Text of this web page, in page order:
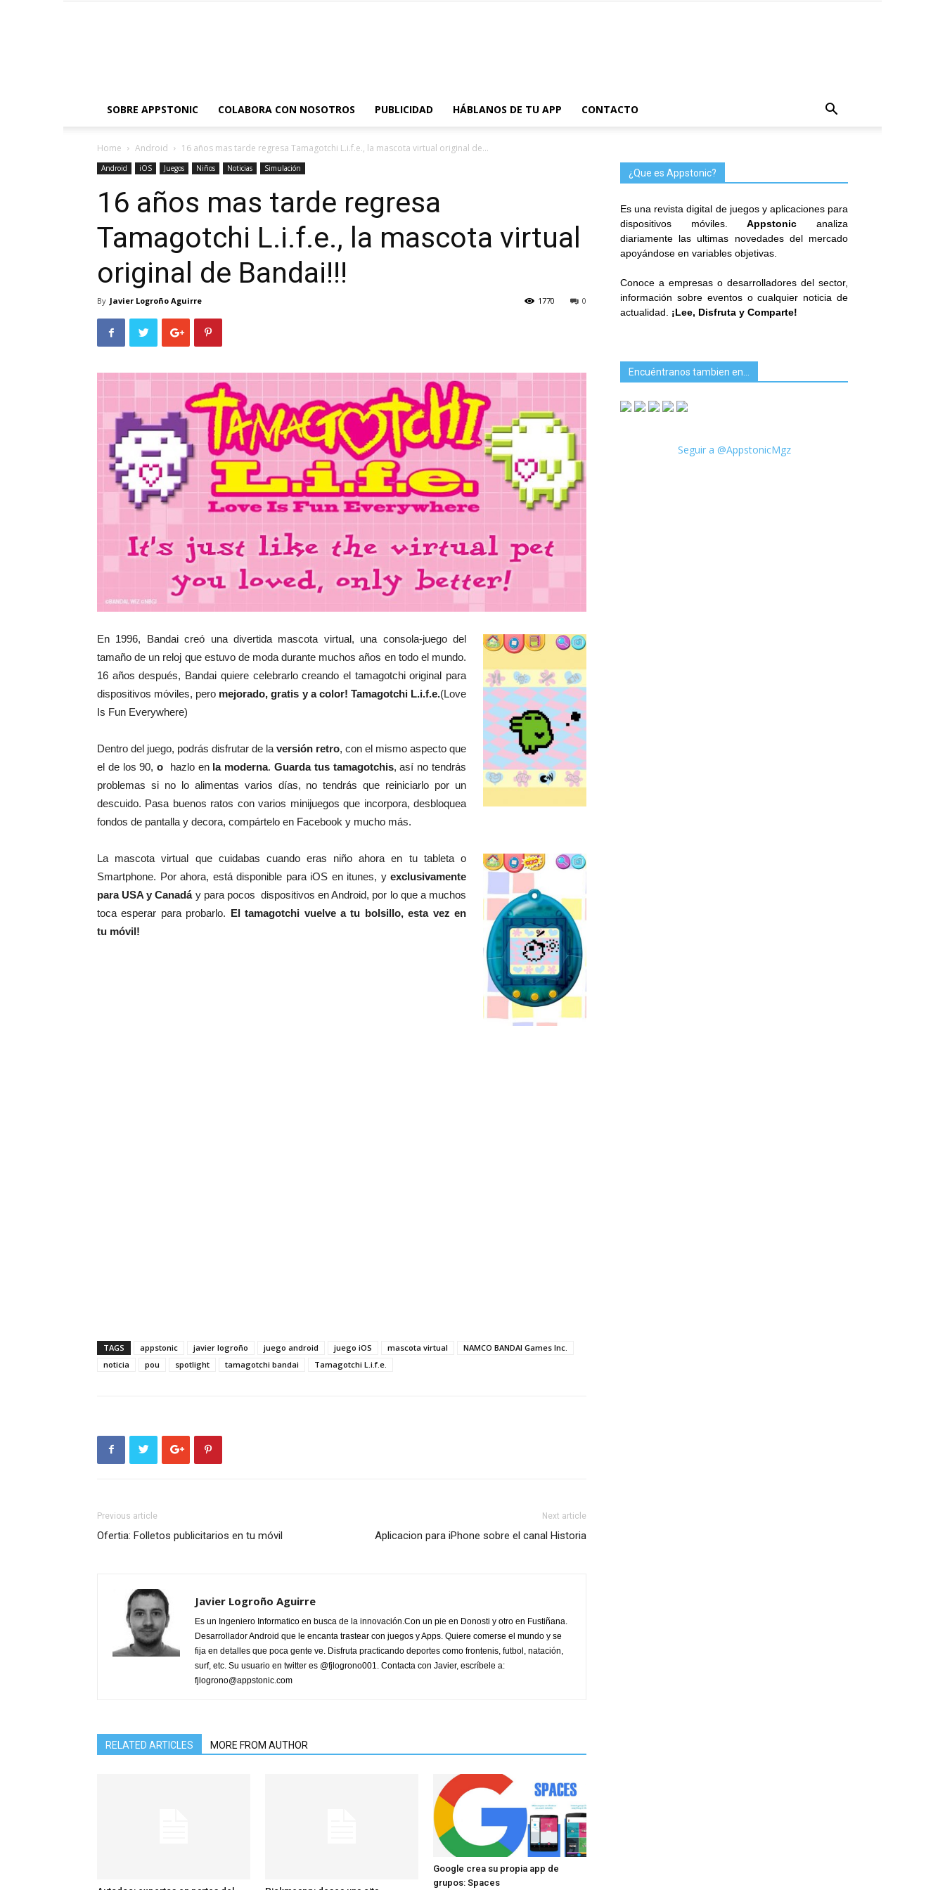
SOBRE APPSTONIC COLABORA CON NOSOTROS PUBLICIDAD HÁBLANOS DE TU APP CONTACTO
Home Android 16 años mas tarde regresa Tamagotchi L.i.f.e., la mascota virtual original de...
Android iOS Juegos Niños Noticias Simulación
16 años mas tarde regresa
Tamagotchi L.i.f.e., la mascota virtual
original de Bandai!!!
By Javier Logroño Aguirre 0
1770
En 1996, Bandai creó una divertida mascota virtual, una consola-juego del
tamaño de un reloj que estuvo de moda durante muchos años en todo el mundo.
16 años después, Bandai quiere celebrarlo creando el tamagotchi original para
dispositivos móviles, pero mejorado, gratis y a color! Tamagotchi L.i.f.e.(Love
Is Fun Everywhere)
Dentro del juego, podrás disfrutar de la versión retro, con el mismo aspecto que
el de los 90,o hazlo en la moderna.Guarda tus tamagotchis, así no tendrás
problemas si no lo alimentas varios días, no tendrás que reiniciarlo por un
descuido. Pasa buenos ratos con varios minijuegos que incorpora, desbloquea
fondos de pantalla y decora, compártelo en Facebook y mucho más.
La mascota virtual que cuidabas cuando eras niño ahora en tu tableta o
Smartphone. Por ahora, está disponible para iOS en itunes, y exclusivamente
para USA y Canadá y para pocos dispositivos en Android, por lo que a muchos
toca esperar para probarlo. El tamagotchi vuelve a tu bolsillo, esta vez en
tu móvil!
TAGS appstonic javier logroño juego android juego iOS mascota virtual
NAMCO BANDAI Games Inc.
noticia
pou spotlight tamagotchi bandai Tamagotchi L.i.f.e.
Previous article
Ofertia: Folletos publicitarios en tu móvil
Next article
Aplicacion para iPhone sobre el canal Historia
Javier Logroño Aguirre
Es un Ingeniero Informatico en busca de la innovación.Con un pie en Donosti y otro en Fustiñana.
Desarrollador Android que le encanta trastear con juegos y Apps. Quiere comerse el mundo y se
fija en detalles que poca gente ve. Disfruta practicando deportes como frontenis, futbol, natación,
surf, etc. Su usuario en twitter es @fjlogrono001. Contacta con Javier, escríbele a:
fjlogrono@appstonic.com
RELATED ARTICLES MORE FROM AUTHOR
Google crea su propia app de
grupos: Spaces
¿Que es Appstonic?
Es una revista digital de juegos y aplicaciones para
dispositivos móviles.Appstonic analiza
diariamente las ultimas novedades del mercado
apoyándose en variables objetivas.
Conoce a empresas o desarrolladores del sector,
información sobre eventos o cualquier noticia de
actualidad. ¡Lee, Disfruta y Comparte!
Encuéntranos tambien en…
Seguir a @AppstonicMgz